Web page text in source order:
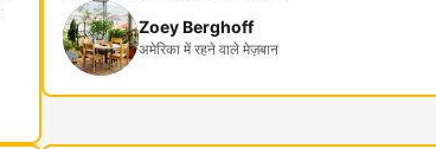
Zoey Berghoff
अमेरिका में रहने वाले मेज़बान